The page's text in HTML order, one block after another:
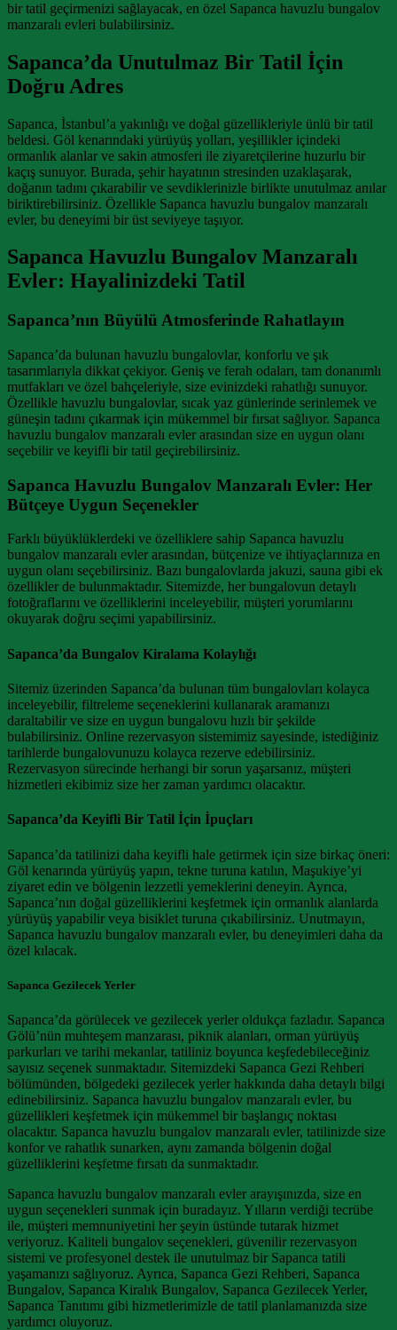
bir tatil geçirmenizi sağlayacak, en özel Sapanca havuzlu bungalov
manzaralı evleri bulabilirsiniz.
Sapanca’da Unutulmaz Bir Tatil İçin
Doğru Adres
Sapanca, İstanbul’a yakınlığı ve doğal güzellikleriyle ünlü bir tatil
beldesi. Göl kenarındaki yürüyüş yolları, yeşillikler içindeki
ormanlık alanlar ve sakin atmosferi ile ziyaretçilerine huzurlu bir
kaçış sunuyor. Burada, şehir hayatının stresinden uzaklaşarak,
doğanın tadını çıkarabilir ve sevdiklerinizle birlikte unutulmaz anılar
biriktirebilirsiniz. Özellikle Sapanca havuzlu bungalov manzaralı
evler, bu deneyimi bir üst seviyeye taşıyor.
Sapanca Havuzlu Bungalov Manzaralı
Evler: Hayalinizdeki Tatil
Sapanca’nın Büyülü Atmosferinde Rahatlayın
Sapanca’da bulunan havuzlu bungalovlar, konforlu ve şık
tasarımlarıyla dikkat çekiyor. Geniş ve ferah odaları, tam donanımlı
mutfakları ve özel bahçeleriyle, size evinizdeki rahatlığı sunuyor.
Özellikle havuzlu bungalovlar, sıcak yaz günlerinde serinlemek ve
güneşin tadını çıkarmak için mükemmel bir fırsat sağlıyor. Sapanca
havuzlu bungalov manzaralı evler arasından size en uygun olanı
seçebilir ve keyifli bir tatil geçirebilirsiniz.
Sapanca Havuzlu Bungalov Manzaralı Evler: Her
Bütçeye Uygun Seçenekler
Farklı büyüklüklerdeki ve özelliklere sahip Sapanca havuzlu
bungalov manzaralı evler arasından, bütçenize ve ihtiyaçlarınıza en
uygun olanı seçebilirsiniz. Bazı bungalovlarda jakuzi, sauna gibi ek
özellikler de bulunmaktadır. Sitemizde, her bungalovun detaylı
fotoğraflarını ve özelliklerini inceleyebilir, müşteri yorumlarını
okuyarak doğru seçimi yapabilirsiniz.
Sapanca’da Bungalov Kiralama Kolaylığı
Sitemiz üzerinden Sapanca’da bulunan tüm bungalovları kolayca
inceleyebilir, filtreleme seçeneklerini kullanarak aramanızı
daraltabilir ve size en uygun bungalovu hızlı bir şekilde
bulabilirsiniz. Online rezervasyon sistemimiz sayesinde, istediğiniz
tarihlerde bungalovunuzu kolayca rezerve edebilirsiniz.
Rezervasyon sürecinde herhangi bir sorun yaşarsanız, müşteri
hizmetleri ekibimiz size her zaman yardımcı olacaktır.
Sapanca’da Keyifli Bir Tatil İçin İpuçları
Sapanca’da tatilinizi daha keyifli hale getirmek için size birkaç öneri:
Göl kenarında yürüyüş yapın, tekne turuna katılın, Maşukiye’yi
ziyaret edin ve bölgenin lezzetli yemeklerini deneyin. Ayrıca,
Sapanca’nın doğal güzelliklerini keşfetmek için ormanlık alanlarda
yürüyüş yapabilir veya bisiklet turuna çıkabilirsiniz. Unutmayın,
Sapanca havuzlu bungalov manzaralı evler, bu deneyimleri daha da
özel kılacak.
Sapanca Gezilecek Yerler
Sapanca’da görülecek ve gezilecek yerler oldukça fazladır. Sapanca
Gölü’nün muhteşem manzarası, piknik alanları, orman yürüyüş
parkurları ve tarihi mekanlar, tatiliniz boyunca keşfedebileceğiniz
sayısız seçenek sunmaktadır. Sitemizdeki Sapanca Gezi Rehberi
bölümünden, bölgedeki gezilecek yerler hakkında daha detaylı bilgi
edinebilirsiniz. Sapanca havuzlu bungalov manzaralı evler, bu
güzellikleri keşfetmek için mükemmel bir başlangıç noktası
olacaktır. Sapanca havuzlu bungalov manzaralı evler, tatilinizde size
konfor ve rahatlık sunarken, aynı zamanda bölgenin doğal
güzelliklerini keşfetme fırsatı da sunmaktadır.
Sapanca havuzlu bungalov manzaralı evler arayışınızda, size en
uygun seçenekleri sunmak için buradayız. Yılların verdiği tecrübe
ile, müşteri memnuniyetini her şeyin üstünde tutarak hizmet
veriyoruz. Kaliteli bungalov seçenekleri, güvenilir rezervasyon
sistemi ve profesyonel destek ile unutulmaz bir Sapanca tatili
yaşamanızı sağlıyoruz. Ayrıca, Sapanca Gezi Rehberi, Sapanca
Bungalov, Sapanca Kiralık Bungalov, Sapanca Gezilecek Yerler,
Sapanca Tanıtımı gibi hizmetlerimizle de tatil planlamanızda size
yardımcı oluyoruz.